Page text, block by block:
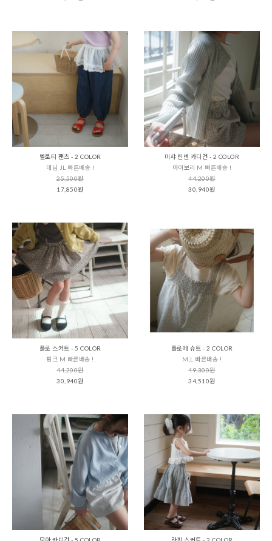
벨로티 팬츠 - 2 COLOR
데님 JL 빠른배송 !
25,500원
17,850원
미샤 린넨 카디건 - 2 COLOR
아이보리 M 빠른배송 !
44,200원
30,940원
플로 스커트 - 5 COLOR
핑크 M 빠른배송 !
44,200원
30,940원
플로에 슈트 - 2 COLOR
M,L 빠른배송 !
49,300원
34,510원